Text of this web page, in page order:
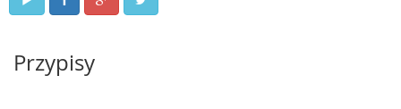
Przypisy